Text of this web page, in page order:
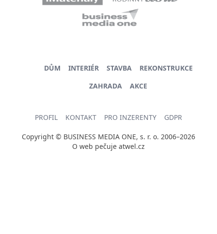
DŮM INTERIÉR STAVBA
REKONSTRUKCE
ZAHRADA
AKCE
PROFIL KONTAKT PRO INZERENTY GDPR
Copyright © BUSINESS MEDIA ONE, s. r. o. 2006–2026